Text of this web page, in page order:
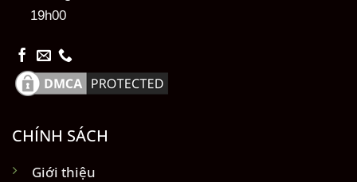
19h00
CHÍNH SÁCH
Giới thiệu